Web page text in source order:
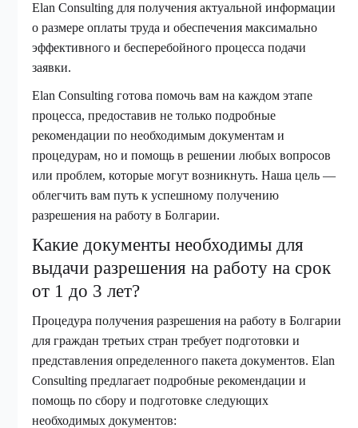
Elan Consulting для получения актуальной информации
о размере оплаты труда и обеспечения максимально
эффективного и бесперебойного процесса подачи
заявки.
Elan Consulting готова помочь вам на каждом этапе
процесса, предоставив не только подробные
рекомендации по необходимым документам и
процедурам, но и помощь в решении любых вопросов
или проблем, которые могут возникнуть. Наша цель —
облегчить вам путь к успешному получению
разрешения на работу в Болгарии.
Какие документы необходимы для
выдачи разрешения на работу на срок
от 1 до 3 лет?
Процедура получения разрешения на работу в Болгарии
для граждан третьих стран требует подготовки и
представления определенного пакета документов. Elan
Consulting предлагает подробные рекомендации и
помощь по сбору и подготовке следующих
необходимых документов: